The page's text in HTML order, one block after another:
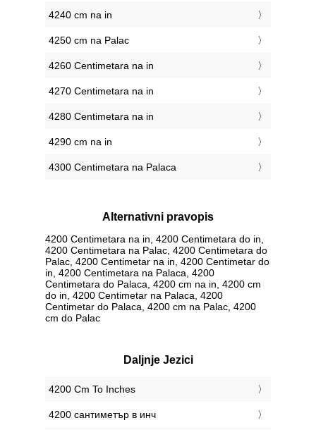
4240 cm na in
4250 cm na Palac
4260 Centimetara na in
4270 Centimetara na in
4280 Centimetara na in
4290 cm na in
4300 Centimetara na Palaca
Alternativni pravopis
4200 Centimetara na in, 4200 Centimetara do in,
4200 Centimetara na Palac, 4200 Centimetara do
Palac, 4200 Centimetar na in, 4200 Centimetar do
in, 4200 Centimetara na Palaca, 4200
Centimetara do Palaca, 4200 cm na in, 4200 cm
do in, 4200 Centimetar na Palaca, 4200
Centimetar do Palaca, 4200 cm na Palac, 4200
cm do Palac
Daljnje Jezici
‎4200 Cm To Inches
‎4200 сантиметър в инч